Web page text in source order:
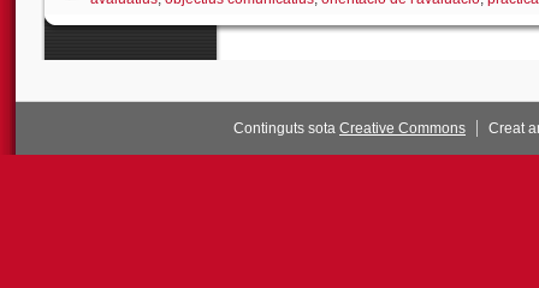
Continguts sota Creative Commons Creat